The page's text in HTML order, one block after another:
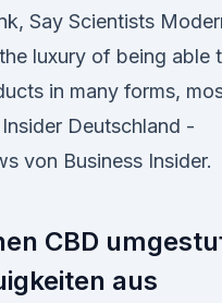
Say Scientists
luxury of being able
in many forms,
Deutschland -
von Business Insider.
CBD
aus